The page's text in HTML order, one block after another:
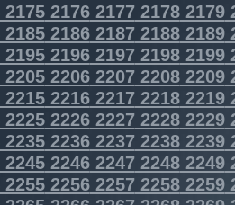
21752176217721782179
21852186218721882189
21952196219721982199
22052206220722082209
22152216221722182219
22252226222722282229
22352236223722382239
22452246224722482249
22552256225722582259